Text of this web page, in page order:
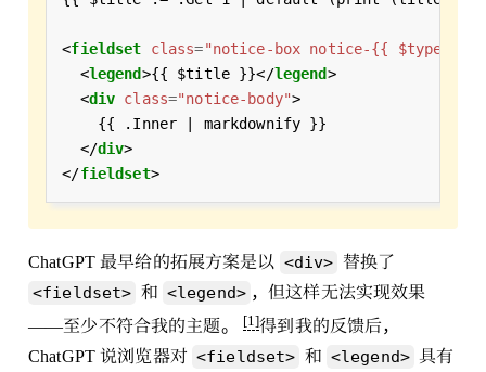
<fieldset class="notice-box notice-{{ $type }}"
  <
legend>{{ $title }}</legend
>
  <
div class="notice-body"
  </
div
</fieldset >
ChatGPT 最早给的拓展方案是以 <div> 替换了
<fieldset> 和 <legend> ，但这样无法实现效果
——至少不符合我的主题。
[1]得到我的反馈后，
ChatGPT 说浏览器对 <fieldset> 和 <legend> 具有